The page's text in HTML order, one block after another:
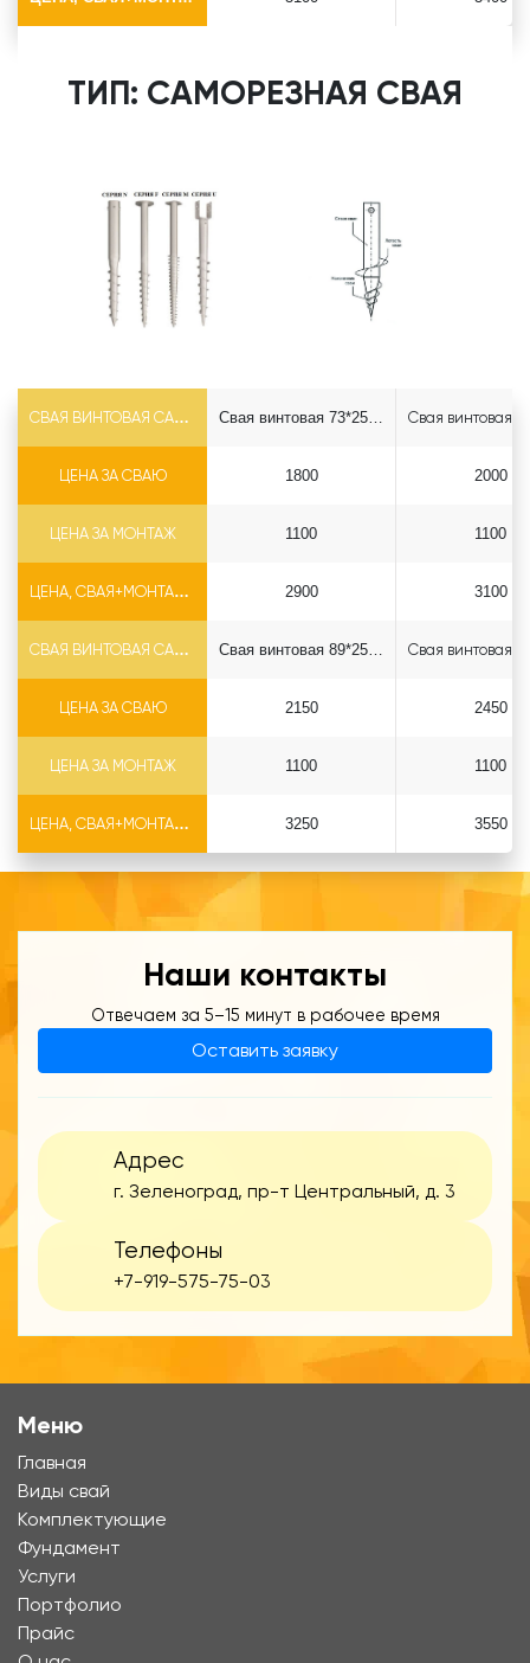
ТИП: САМОРЕЗНАЯ СВАЯ
СВАЯ ВИНТОВАЯ САМОРЕЗ Ф73*5.5
ЦЕНА ЗА СВАЮ
ЦЕНА ЗА МОНТАЖ
ЦЕНА, СВАЯ+МОНТАЖ (БЕЗ ОГОЛОВКА)
Свая винтовая 73*2500 саморез
1800
1100
2900
2000
1100
3100
СВАЯ ВИНТОВАЯ САМОРЕЗ Ф89*6.5
ЦЕНА ЗА СВАЮ
ЦЕНА ЗА МОНТАЖ
ЦЕНА, СВАЯ+МОНТАЖ (БЕЗ ОГОЛОВКА)
Свая винтовая 89*2500 саморез
2150
1100
3250
2450
1100
3550
Наши контакты
Отвечаем за 5–15 минут в рабочее время
Оставить заявку
Адрес
г. Зеленоград, пр-т Центральный, д. 3
Телефоны
+7-919-575-75-03
Меню
Главная
Виды свай
Комплектующие
Фундамент
Услуги
Портфолио
Прайс